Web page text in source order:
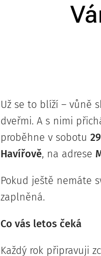
Už se to blíží – vůně
dveřmi. A s nimi
proběhne v sobotu
Havířově, na adrese
Pokud ještě nemáte
zaplněná.
Co vás letos čeká
Každý rok připravuji